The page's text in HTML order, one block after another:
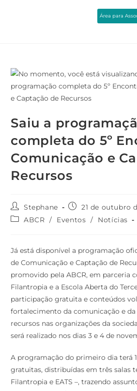
Área para
Saiu a
completa do 5º
Comunicação e
Recursos
Stephane
21 de outubro
ABCR / Eventos / Notícias
Já está disponível a programação
de Comunicação e Captação de
promovido pela ABCR, em parceria
Filantropia e a Escola Aberta do
participação gratuita e conteúdos
fortalecimento da comunicação e da
recursos nas organizações da
será realizado nos dias 3 e 4 de
A programação do primeiro dia terá
gratuitas, distribuídas em três salas
Filantropia e EATS –, trazendo